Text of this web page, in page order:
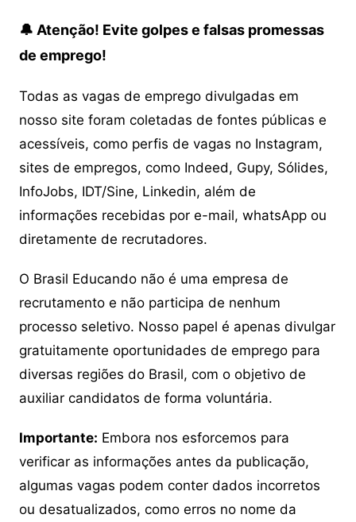
🔔 Atenção! Evite golpes e falsas promessas
de emprego!
Todas as vagas de emprego divulgadas em
nosso site foram coletadas de fontes públicas e
acessíveis, como perfis de vagas no Instagram,
sites de empregos, como Indeed, Gupy, Sólides,
InfoJobs, IDT/Sine, Linkedin, além de
informações recebidas por e-mail, whatsApp ou
diretamente de recrutadores.
O Brasil Educando não é uma empresa de
recrutamento e não participa de nenhum
processo seletivo. Nosso papel é apenas divulgar
gratuitamente oportunidades de emprego para
diversas regiões do Brasil, com o objetivo de
auxiliar candidatos de forma voluntária.
Importante: Embora nos esforcemos para
verificar as informações antes da publicação,
algumas vagas podem conter dados incorretos
ou desatualizados, como erros no nome da